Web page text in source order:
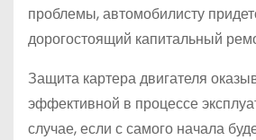
проблемы, автомобилисту
дорогостоящий капитальный
Защита картера двигателя
эффективной в процессе
случае, если с самого начала